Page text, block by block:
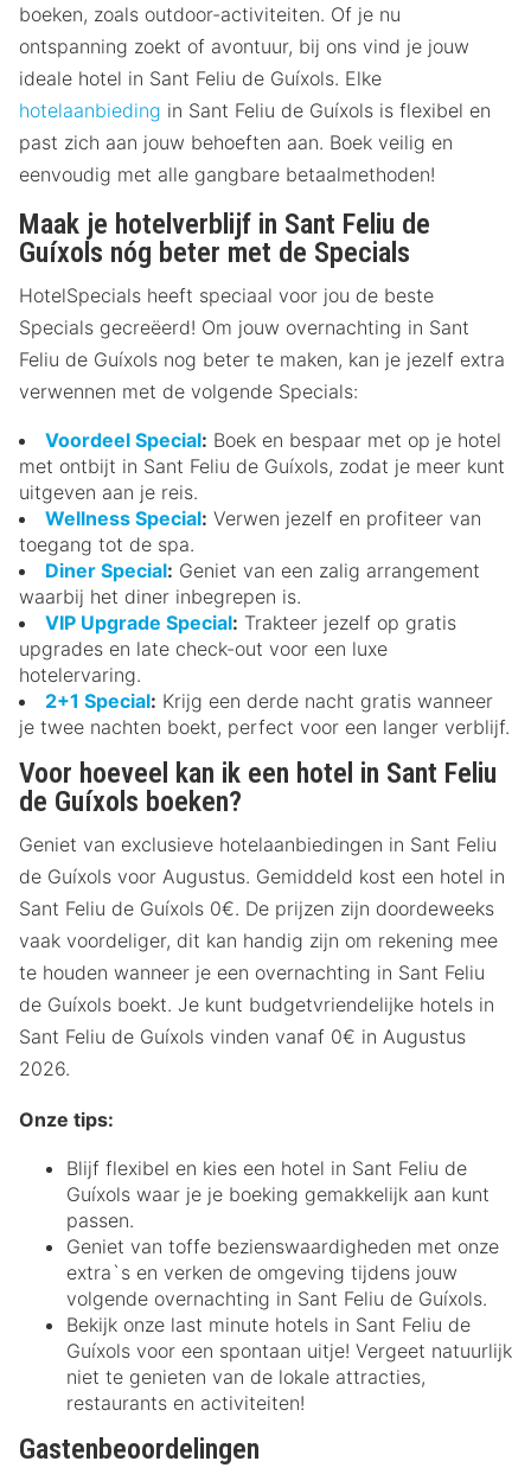
boeken, zoals outdoor-activiteiten. Of je nu
ontspanning zoekt of avontuur, bij ons vind je jouw
ideale hotel in Sant Feliu de Guíxols. Elke
hotelaanbieding in Sant Feliu de Guíxols is flexibel en
past zich aan jouw behoeften aan. Boek veilig en
eenvoudig met alle gangbare betaalmethoden!
Maak je hotelverblijf in Sant Feliu de
Guíxols nóg beter met de Specials
HotelSpecials heeft speciaal voor jou de beste
Specials gecreëerd! Om jouw overnachting in Sant
Feliu de Guíxols nog beter te maken, kan je jezelf extra
verwennen met de volgende Specials:
Voordeel Special: Boek en bespaar met op je hotel
met ontbijt in Sant Feliu de Guíxols, zodat je meer kunt
uitgeven aan je reis.
Wellness Special: Verwen jezelf en profiteer van
toegang tot de spa.
Diner Special: Geniet van een zalig arrangement
waarbij het diner inbegrepen is.
VIP Upgrade Special: Trakteer jezelf op gratis
upgrades en late check-out voor een luxe
hotelervaring.
2+1 Special: Krijg een derde nacht gratis wanneer
je twee nachten boekt, perfect voor een langer verblijf.
Voor hoeveel kan ik een hotel in Sant Feliu
de Guíxols boeken?
Geniet van exclusieve hotelaanbiedingen in Sant Feliu
de Guíxols voor Augustus. Gemiddeld kost een hotel in
Sant Feliu de Guíxols 0€. De prijzen zijn doordeweeks
vaak voordeliger, dit kan handig zijn om rekening mee
te houden wanneer je een overnachting in Sant Feliu
de Guíxols boekt. Je kunt budgetvriendelijke hotels in
Sant Feliu de Guíxols vinden vanaf 0€ in Augustus
2026.
Onze tips:
Blijf flexibel en kies een hotel in Sant Feliu de
Guíxols waar je je boeking gemakkelijk aan kunt
passen.
Geniet van toffe bezienswaardigheden met onze
extra`s en verken de omgeving tijdens jouw
volgende overnachting in Sant Feliu de Guíxols.
Bekijk onze last minute hotels in Sant Feliu de
Guíxols voor een spontaan uitje! Vergeet natuurlijk
niet te genieten van de lokale attracties,
restaurants en activiteiten!
Gastenbeoordelingen